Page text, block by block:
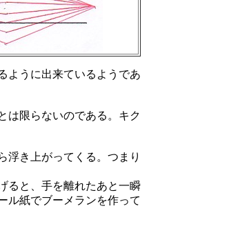
ように出来ているようであ
は限らないのである。キク
浮き上がってくる。つまり
ると、手を離れたあと一瞬
ル紙でブーメランを作って